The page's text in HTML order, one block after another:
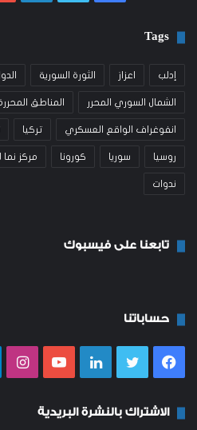
Tags
إدلب اعزاز الثورة السورية
الشمال السوري المحرر المناطق
انفوغراف الواقع العسكري تركيا
روسيا سوريا كورونا مركز نما
ندوات
تابعنا على فيسبوك
حساباتنا
فيسبوكتويتر لينكدإنيوتيوب
الاشتراك بالنشرة البريدية